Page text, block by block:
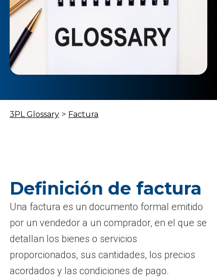
3PL Glossary > Factura
Definición de factura
Una factura es un documento formal emitido
por un vendedor a un comprador, en el que se
detallan los bienes o servicios
proporcionados, sus cantidades, los precios
acordados y las condiciones de pago.